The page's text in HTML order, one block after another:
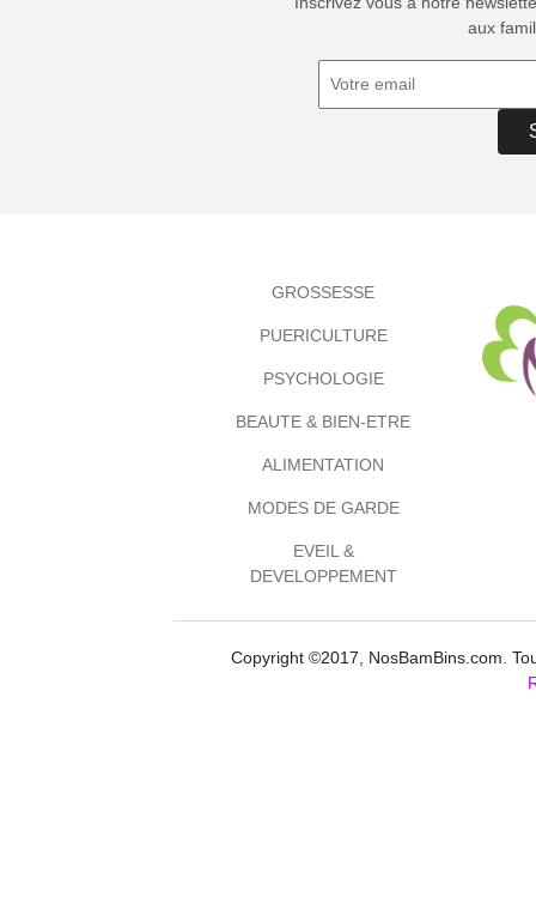
aux
GROSSESSE
PUERICULTURE
PSYCHOLOGIE
BEAUTE & BIEN-ETRE
ALIMENTATION
MODES DE GARDE
EVEIL &
DEVELOPPEMENT
Copyright ©2017, NosBamBins.com.